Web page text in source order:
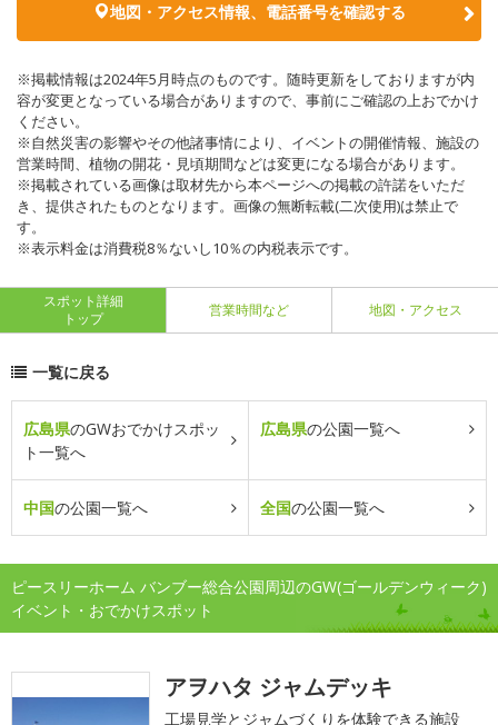
地図・アクセス情報、電話番号を確認する
※掲載情報は2024年5月時点のものです。随時更新をしておりますが内
容が変更となっている場合がありますので、事前にご確認の上おでかけ
ください。
※自然災害の影響やその他諸事情により、イベントの開催情報、施設の
営業時間、植物の開花・見頃期間などは変更になる場合があります。
※掲載されている画像は取材先から本ページへの掲載の許諾をいただ
き、提供されたものとなります。画像の無断転載(二次使用)は禁止で
す。
※表示料金は消費税8％ないし10％の内税表示です。
スポット詳細
トップ
営業時間など 地図・アクセス
一覧に戻る
広島県のGWおでかけスポッ
ト一覧へ
広島県の公園一覧へ
中国の公園一覧へ 全国の公園一覧へ
ピースリーホーム バンブー総合公園周辺のGW(ゴールデンウィーク)
イベント・おでかけスポット
アヲハタ ジャムデッキ
工場見学とジャムづくりを体験できる施設